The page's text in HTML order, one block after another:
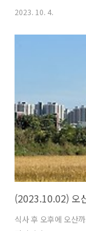
colorscripter.com 오
로 붙여 넣기 하면 끝
2023. 10. 4.
(2023.10.02) 오
식사 후 오후에 오산